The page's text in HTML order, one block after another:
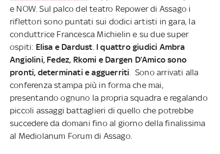
e NOW. Sul palco del teatro Repower di Assago i
riflettori sono puntati sui dodici artisti in gara, la
conduttrice Francesca Michielin e su due super
ospiti: Elisa e Dardust I quattro giudici Ambra
Angiolini, Fedez, Rkomi e Dargen D’Amico sono
pronti, determinati e agguerriti . Sono arrivati alla
conferenza stampa più in forma che mai,
presentando ognuno la propria squadra e regalando
piccoli assaggi battaglieri di quello che potrebbe
succedere da domani fino al giorno della finalissima
al Mediolanum Forum di Assago.